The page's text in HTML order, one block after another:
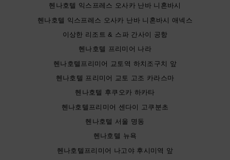
헨나호텔 익스프레스 오사카 난바 니혼바시
헨나호텔 익스프레스 오사카 난바 니혼바시 애넥스
이상한 리조트 & 스파 간사이 공항
헨나호텔 프리미어 나라
헨나호텔프리미어 교토역 하치조구치 앞
헨나호텔 프리미어 교토 고조 카라스마
헨나호텔 후쿠오카 하카타
헨나호텔프리미어 센다이 고쿠분초
헨나호텔 서울 명동
헨나호텔 뉴욕
헨나호텔프리미어 나고야 후시미역 앞